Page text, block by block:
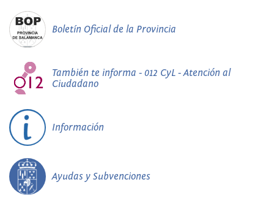
Boletín Oficial de la Provincia
También te informa - 012 CyL - Atención al
Ciudadano
Información
Ayudas y Subvenciones